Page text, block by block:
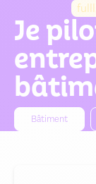
Je
Bâtiment